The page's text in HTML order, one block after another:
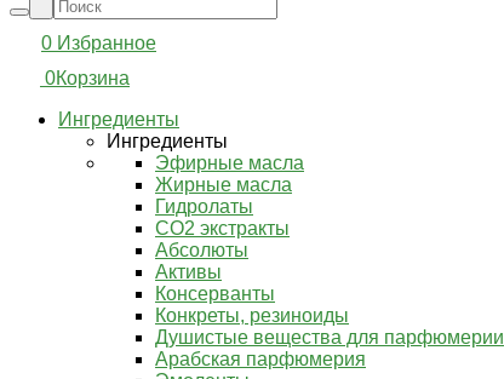
0 Избранное
0Корзина
Ингредиенты
Ингредиенты
Эфирные масла
Жирные масла
Гидролаты
СО2 экстракты
Абсолюты
Активы
Консерванты
Конкреты, резиноиды
Душистые вещества для парфюмерии
Арабская парфюмерия